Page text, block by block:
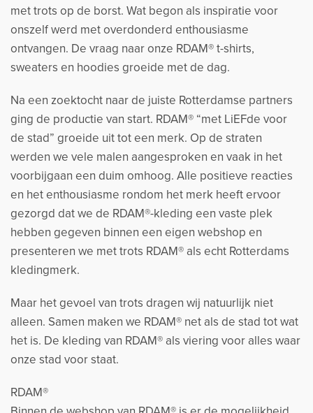
met trots op de borst. Wat begon als inspiratie voor
onszelf werd met overdonderd enthousiasme
ontvangen. De vraag naar onze RDAM® t-shirts,
sweaters en hoodies groeide met de dag.
Na een zoektocht naar de juiste Rotterdamse partners
ging de productie van start. RDAM® “met LiEFde voor
de stad” groeide uit tot een merk. Op de straten
werden we vele malen aangesproken en vaak in het
voorbijgaan een duim omhoog. Alle positieve reacties
en het enthousiasme rondom het merk heeft ervoor
gezorgd dat we de RDAM®-kleding een vaste plek
hebben gegeven binnen een eigen webshop en
presenteren we met trots RDAM® als echt Rotterdams
kledingmerk.
Maar het gevoel van trots dragen wij natuurlijk niet
alleen. Samen maken we RDAM® net als de stad tot wat
het is. De kleding van RDAM® als viering voor alles waar
onze stad voor staat.
RDAM®